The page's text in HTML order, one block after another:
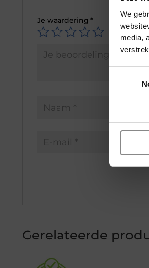
We
media,
Je waardering *
Gerelateerde